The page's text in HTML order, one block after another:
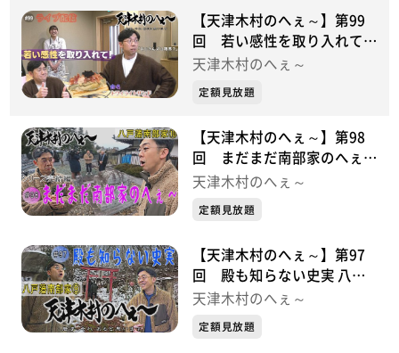
毎週金曜日 深夜０時１５分～ 絶賛放送中！！
【天津木村のへぇ～】第99
回 若い感性を取り入れて！
ライブ配信シリーズ①
天津木村のへぇ～
定額見放題
【天津木村のへぇ～】第98
回 まだまだ南部家のへぇ～
八戸藩南部家シリーズ⑩最終
天津木村のへぇ～
定額見放題
【天津木村のへぇ～】第97
回 殿も知らない史実 八戸
藩南部家シリーズ⑨
天津木村のへぇ～
定額見放題